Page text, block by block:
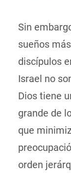
Sin
sueños
discípulos
Israel no
Dios tiene
grande de
que
orden